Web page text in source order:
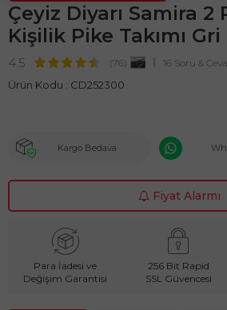
Çeyiz Diyarı Samira 2
Kişilik Pike Takımı Gri
4.5 (76) 16 Soru &
Ürün Kodu : CD252300
Kargo Bedava
Fiyat Alarmı
Para İadesi ve
Değişim Garantisi
256 Bit Rapid
SSL Güvencesi